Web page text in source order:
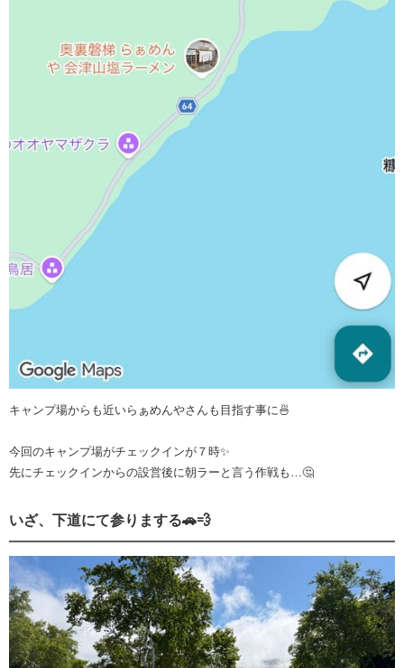
キャンプ場からも近いらぁめんやさんも目指す事に🍜
今回のキャンプ場がチェックインが７時✨
先にチェックインからの設営後に朝ラーと言う作戦も…🤔
いざ、下道にて参りまする🚗💨